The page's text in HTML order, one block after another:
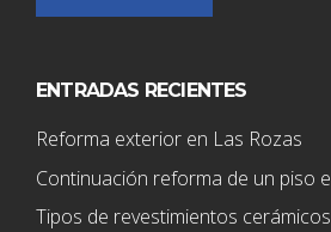
ENTRADAS RECIENTES
Reforma exterior en Las Rozas
Continuación reforma de un piso
Tipos de revestimientos